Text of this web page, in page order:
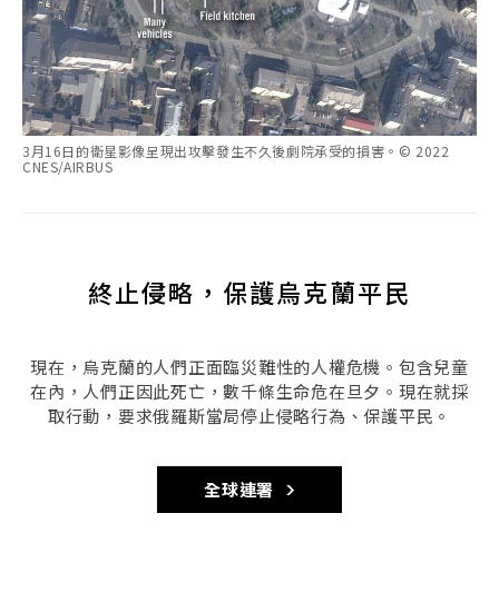
3月16日的衛星影像呈現出攻擊發生不久後劇院承受的損害。© 2022
CNES/AIRBUS
終止侵略，保護烏克蘭平民
現在，烏克蘭的人們正面臨災難性的人權危機。包含兒童
在內，人們正因此死亡，數千條生命危在旦夕。現在就採
取行動，要求俄羅斯當局停止侵略行為、保護平民。
全球連署